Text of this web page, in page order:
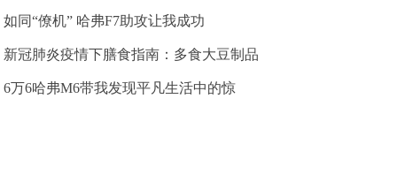
如同“僚机” 哈弗F7助攻让我成功
新冠肺炎疫情下膳食指南：多食大豆制品
6万6哈弗M6带我发现平凡生活中的惊